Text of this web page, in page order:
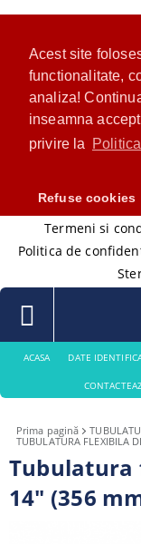
Acest site
functionalitate,
analiza!
inseamna
privire la
Refuse cookies
Termeni si
Politica de
ACASA DATE
Prima pagină
TUBULATURA FLEXIBILA
Tubulatura
14" (356